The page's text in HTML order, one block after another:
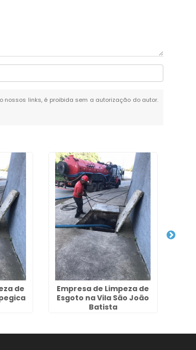
nossos links, é proibida sem a autorização do autor.
de
Empresa de Limpeza de
Esgoto na Vila São João
Batista